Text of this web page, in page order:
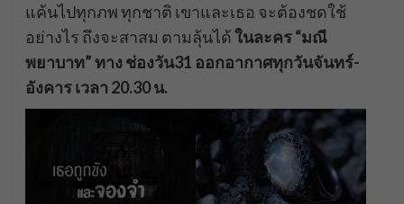
แค้นไปทุกภพ ทุกชาติ เขาและเธอ จะต้องชดใช้
อย่างไร ถึงจะสาสม ตามลุ้นได้ในละคร “มณี
พยาบาท” ทาง ช่องวัน31 ออกอากาศทุกวันจันทร์-
อังคาร เวลา 20.30 น.